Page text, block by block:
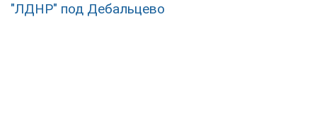
"ЛДНР" под Дебальцево